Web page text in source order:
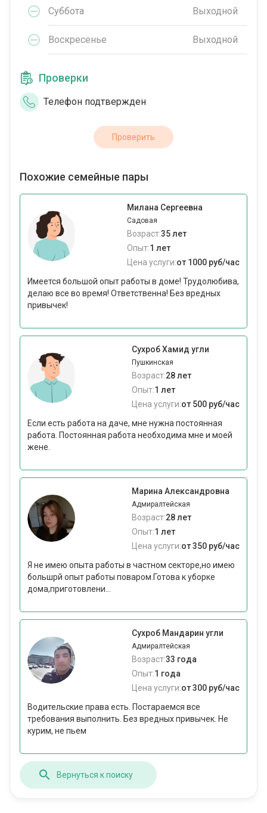
Суббота Выходной
Воскресенье Выходной
Проверки
Телефон подтвержден
Проверить
Похожие семейные пары
Милана Сергеевна
Садовая
Возраст:35 лет
Опыт:1 лет
Цена услуги:от 1000 руб/час
Имеется большой опыт работы в доме! Трудолюбива,
делаю все во время! Ответственна! Без вредных
привычек!
Сухроб Хамид угли
Пушкинская
Возраст:28 лет
Опыт:1 лет
Цена услуги:от 500 руб/час
Если есть работа на даче, мне нужна постоянная
работа. Постоянная работа необходима мне и моей
жене.
Марина Александровна
Адмиралтейская
Возраст:28 лет
Опыт:1 лет
Цена услуги:от 350 руб/час
Я не имею опыта работы в частном секторе,но имею
большрй опыт работы поваром.Готова к уборке
дома,приготовлени...
Сухроб Мандарин угли
Адмиралтейская
Возраст:33 года
Опыт:1 года
Цена услуги:от 300 руб/час
Водительские права есть. Постараемся все
требования выполнить. Без вредных привычек. Не
курим, не пьем
Вернуться к поиску